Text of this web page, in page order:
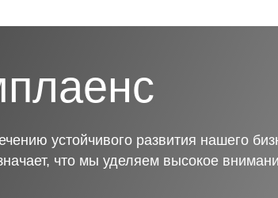
устойчивого развития нашего
что мы уделяем высокое